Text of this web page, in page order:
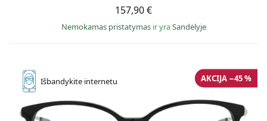
157,90 €
Nemokamas pristatymas ir yraSandėlyje
Išbandykite internetu AKCIJA −45 %